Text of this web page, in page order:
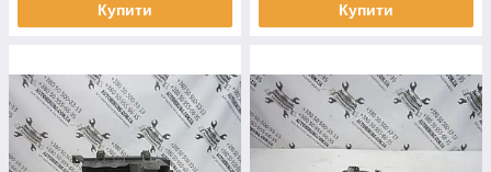
Купити Купити